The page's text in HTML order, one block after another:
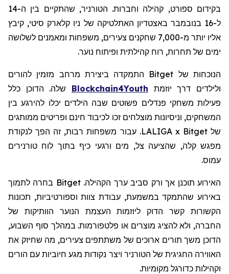
בקידום ספורט, קהילה וחברות. הטורניר, שהתקיים בין ה-14
ל-16 בנובמבר באצטדיון האתלטיקה של ניו קלארק סיטי, קיבץ
אליו יותר מ-7,000 שחקנים צעירים, משפחות ומאמנים לשלושה
ימים של תחרות, רוח קהילתית ופיתוח נוער.
הנוכחות של Bitget התמקדה ביצירת מרחב מזמין להורים
ולילדים דרך יוזמת Blockchain4Youth שלה. הדוכן כלל
פעילות משחקי פנדלים פשוטים שבה הילדים יכלו להירגע בין
המשחקים, וניסיונות מוצלחים זכו לכיבוד חינם ופריטים ממותגים
של LALIGA x Bitget. עבור משפחות רבות, זה הפך לנקודת
מפגש קלה, שהציעה צל, מים ורגעי כיף בתוך לוח טורנירים
עמוס.
האירוע תוכנן אך ורק סביב ערך הקהילה. Bitget בחרה לתמוך
באירוע שהתמקד במשמעת, עבודת צוות וספורטיביות, תכונות
הקשורות קשר הדוק ליוזמות העצמת הנוער הוותיקות של
החברה, ולא להציג מוצרים או פלטפורמות. במהלך סוף השבוע,
הדוכן משך תורים ארוכים של משתתפים צעירים, מה שחיזק את
האווירה החגיגית של הטורניר ויצר נקודות מגע חיוביות עם הורים
וקהילות כדורגל מקומיות.